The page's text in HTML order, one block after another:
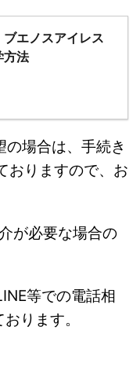
エノスアイレス
方法
場合は、手続き
おりますので、お
が必要な場合の
等での電話相
ります。